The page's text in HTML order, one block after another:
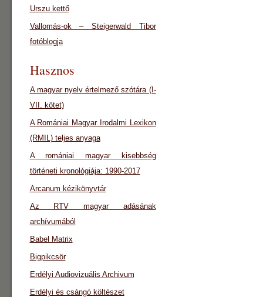
Urszu kettő
Vallomás-ok – Steigerwald Tibor
fotóblogja
Hasznos
A magyar nyelv értelmező szótára (I-
VII. kötet)
A Romániai Magyar Irodalmi Lexikon
(RMIL) teljes anyaga
A romániai magyar kisebbség
történeti kronológiája: 1990-2017
Arcanum kézikönyvtár
Az RTV magyar adásának
archívumából
Babel Matrix
Bigpikcsör
Erdélyi Audiovizuális Archivum
Erdélyi és csángó költészet